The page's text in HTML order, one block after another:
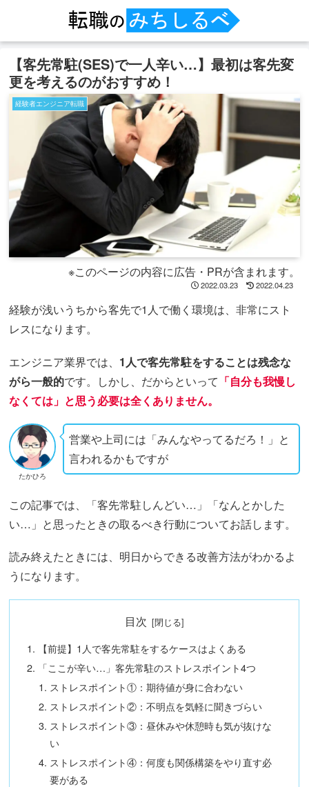
【客先常駐(SES)で一人辛い…】最初は客先変
更を考えるのがおすすめ！
経験者エンジニア転職
※このページの内容に広告・PRが含まれます。
2022.03.23 2022.04.23
経験が浅いうちから客先で1人で働く環境は、非常にスト
レスになります。
エンジニア業界では、 1人で客先常駐をすることは残念な
がら一般的です。しかし、だからといって 「自分も我慢し
なくては」と思う必要は全くありません。
たかひろ
営業や上司には「みんなやってるだろ！」と
言われるかもですが
この記事では、「客先常駐しんどい…」「なんとかした
い…」と思ったときの取るべき行動についてお話します。
読み終えたときには、明日からできる改善方法がわかるよ
うになります。
目次
【前提】1人で客先常駐をするケースはよくある
「ここが辛い…」客先常駐のストレスポイント4つ
ストレスポイント①：期待値が身に合わない
ストレスポイント②：不明点を気軽に聞きづらい
ストレスポイント③：昼休みや休憩時も気が抜けな
い
ストレスポイント④：何度も関係構築をやり直す必
要がある